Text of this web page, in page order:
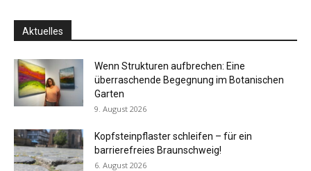
Aktuelles
Wenn Strukturen aufbrechen: Eine
überraschende Begegnung im Botanischen
Garten
9. August 2026
Kopfsteinpflaster schleifen – für ein
barrierefreies Braunschweig!
6. August 2026